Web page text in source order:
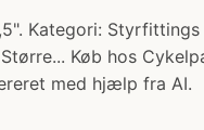
Kategori:
Køb hos
med hjælp fra AI.